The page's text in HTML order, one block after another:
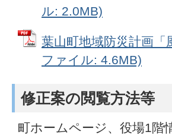
ル: 2.0MB)
葉山町地域防災計画「
ファイル: 4.6MB)
修正案の閲覧方法等
町ホームページ、役場1階